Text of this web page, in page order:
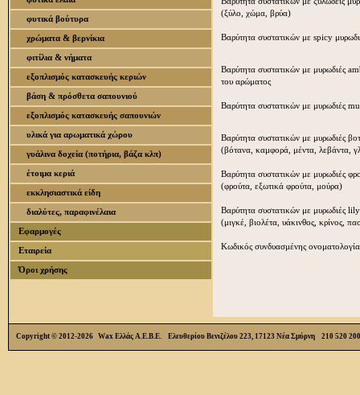
φυτικά βούτυρα
χρώματα & βερνίκια
φιτίλια & νήματα
εξοπλισμός κατασκευής κεριών
βάση & πρόσθετα σαπουνιού
εξοπλισμός κατασκευής σαπουνιών
υλικά για αρωματικά χώρου
γυάλινα δοχεία (ποτήρια, βάζα κλπ)
έτοιμα κεριά
εκκλησιαστικά είδη
διαλύτες, παραφινέλαια
Εφαρμογές
Εταιρεία
Όροι χρήσης
(ξύλο, χώμα, βρύα)
Βαρύτητα συστατικών με spicy
Βαρύτητα συστατικών με μυρωδιές
του αρώματος
Βαρύτητα συστατικών με μυρωδιές
Βαρύτητα συστατικών με μυρωδιές
(βότανα, καμφορά, μέντα, λεβάντα,
Βαρύτητα συστατικών με μυρωδιές
(φρούτα, εξωτικά φρούτα, μούρα)
Βαρύτητα συστατικών με μυρωδιές
(μιγκέ, βιολέτα, υάκινθος, κρίνος,
Κωδικός συνδυασμένης
Copyright © 2012-2026 Wax Ελλάς Α.Ε.Β.Ε. Ελευθερίου Βενιζέλου 223, 17123 Νέα Σμύρνη 210 520